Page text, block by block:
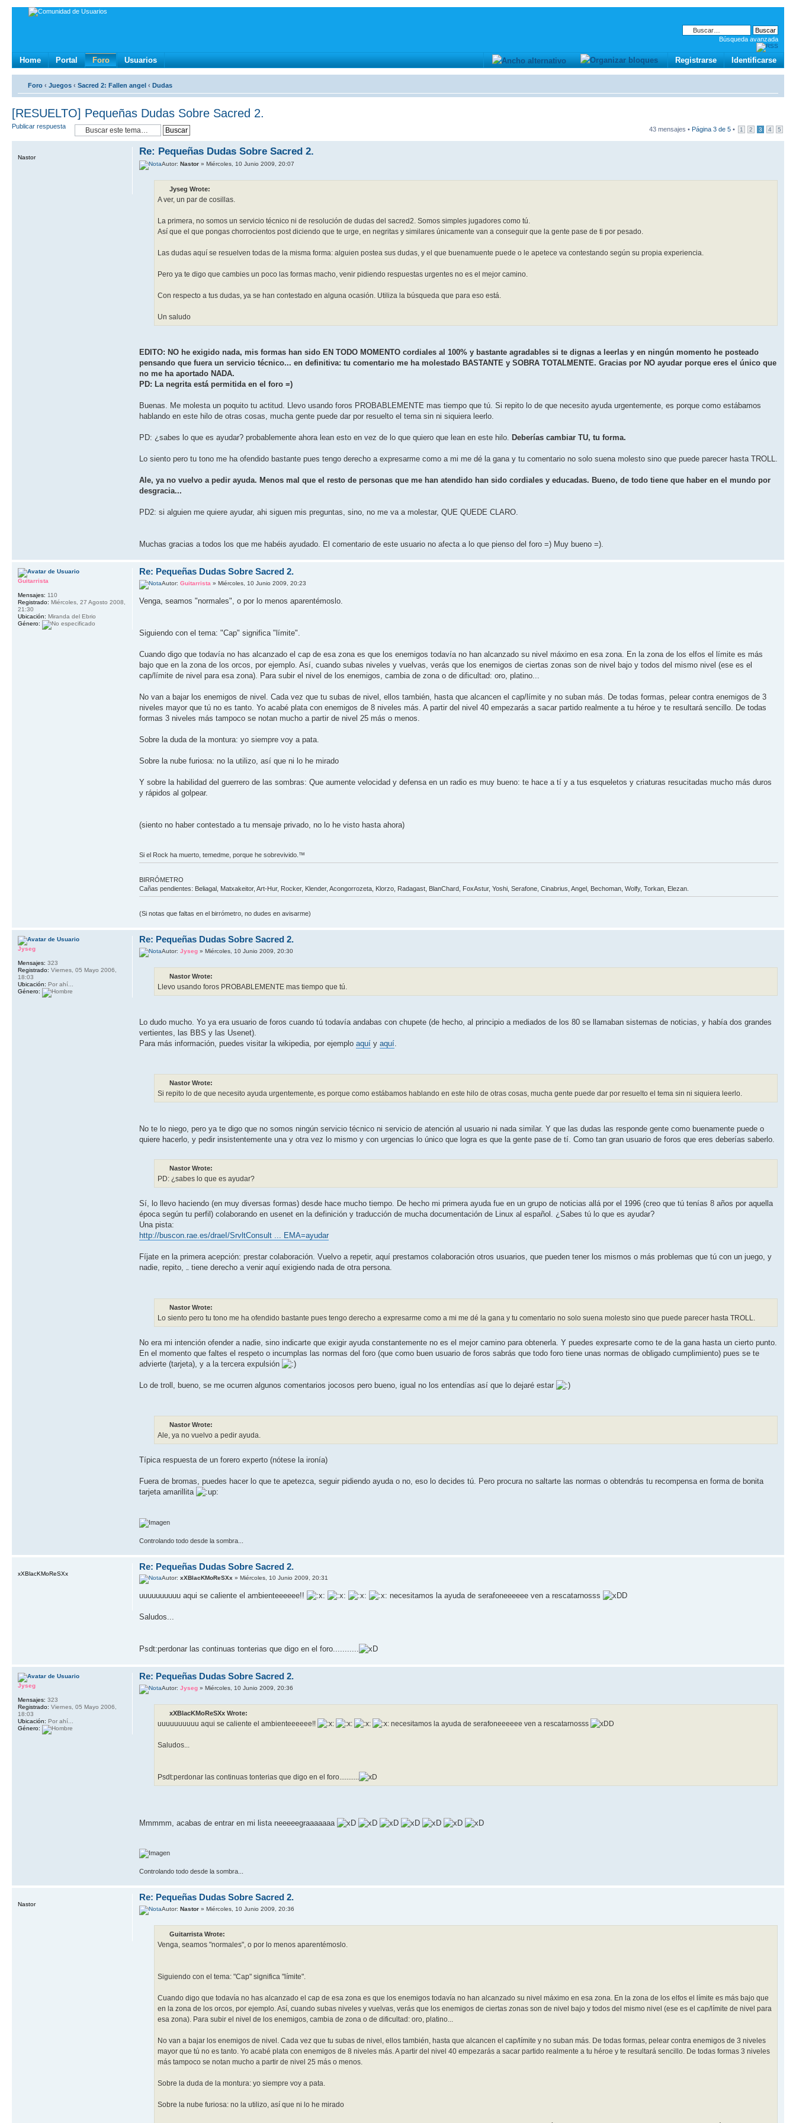
Búsqueda avanzada
Home Portal Foro Usuarios Identificarse
Registrarse
Foro ‹ Juegos ‹ Sacred 2: Fallen angel ‹ Dudas
[RESUELTO] Pequeñas Dudas Sobre Sacred 2.
Publicar respuesta 43 mensajes • Página 3 de 5 • 1 2 3 4 5
Re: Pequeñas Dudas Sobre Sacred 2.
Autor:Nastor » Miércoles, 10 Junio 2009, 20:07
Jyseg Wrote:
A ver, un par de cosillas.
La primera, no somos un servicio técnico ni de resolución de dudas del sacred2. Somos simples jugadores como tú.
Así que el que pongas chorrocientos post diciendo que te urge, en negritas y similares únicamente van a conseguir que la gente pase de ti por pesado.
Las dudas aquí se resuelven todas de la misma forma: alguien postea sus dudas, y el que buenamuente puede o le apetece va contestando según su propia experiencia.
Pero ya te digo que cambies un poco las formas macho, venir pidiendo respuestas urgentes no es el mejor camino.
Con respecto a tus dudas, ya se han contestado en alguna ocasión. Utiliza la búsqueda que para eso está.
Un saludo
EDITO: NO he exigido nada, mis formas han sido EN TODO MOMENTO cordiales al 100% y bastante agradables si te dignas a leerlas y en ningún momento he posteado
pensando que fuera un servicio técnico... en definitiva: tu comentario me ha molestado BASTANTE y SOBRA TOTALMENTE. Gracias por NO ayudar porque eres el único que
no me ha aportado NADA.
PD: La negrita está permitida en el foro =)
Buenas. Me molesta un poquito tu actitud. Llevo usando foros PROBABLEMENTE mas tiempo que tú. Si repito lo de que necesito ayuda urgentemente, es porque como estábamos
hablando en este hilo de otras cosas, mucha gente puede dar por resuelto el tema sin ni siquiera leerlo.
PD: ¿sabes lo que es ayudar? probablemente ahora lean esto en vez de lo que quiero que lean en este hilo. Deberías cambiar TU, tu forma.
Lo siento pero tu tono me ha ofendido bastante pues tengo derecho a expresarme como a mi me dé la gana y tu comentario no solo suena molesto sino que puede parecer hasta TROLL.
Ale, ya no vuelvo a pedir ayuda. Menos mal que el resto de personas que me han atendido han sido cordiales y educadas. Bueno, de todo tiene que haber en el mundo por
desgracia...
PD2: si alguien me quiere ayudar, ahi siguen mis preguntas, sino, no me va a molestar, QUE QUEDE CLARO.
Muchas gracias a todos los que me habéis ayudado. El comentario de este usuario no afecta a lo que pienso del foro =) Muy bueno =).
Nastor
Re: Pequeñas Dudas Sobre Sacred 2.
Autor:Guitarrista » Miércoles, 10 Junio 2009, 20:23
Venga, seamos "normales", o por lo menos aparentémoslo.
Siguiendo con el tema: "Cap" significa "límite".
Cuando digo que todavía no has alcanzado el cap de esa zona es que los enemigos todavía no han alcanzado su nivel máximo en esa zona. En la zona de los elfos el límite es más
bajo que en la zona de los orcos, por ejemplo. Así, cuando subas niveles y vuelvas, verás que los enemigos de ciertas zonas son de nivel bajo y todos del mismo nivel (ese es el
cap/límite de nivel para esa zona). Para subir el nivel de los enemigos, cambia de zona o de dificultad: oro, platino...
No van a bajar los enemigos de nivel. Cada vez que tu subas de nivel, ellos también, hasta que alcancen el cap/límite y no suban más. De todas formas, pelear contra enemigos de 3
niveles mayor que tú no es tanto. Yo acabé plata con enemigos de 8 niveles más. A partir del nivel 40 empezarás a sacar partido realmente a tu héroe y te resultará sencillo. De todas
formas 3 niveles más tampoco se notan mucho a partir de nivel 25 más o menos.
Sobre la duda de la montura: yo siempre voy a pata.
Sobre la nube furiosa: no la utilizo, así que ni lo he mirado
Y sobre la habilidad del guerrero de las sombras: Que aumente velocidad y defensa en un radio es muy bueno: te hace a tí y a tus esqueletos y criaturas resucitadas mucho más duros
y rápidos al golpear.
(siento no haber contestado a tu mensaje privado, no lo he visto hasta ahora)
Si el Rock ha muerto, temedme, porque he sobrevivido.™
BIRRÓMETRO
Cañas pendientes: Beliagal, Matxakeitor, Art-Hur, Rocker, Klender, Acongorrozeta, Klorzo, Radagast, BlanChard, FoxAstur, Yoshi, Serafone, Cinabrius, Angel, Bechoman, Wolfy, Torkan, Elezan.
(Si notas que faltas en el birrómetro, no dudes en avisarme)
Guitarrista
Mensajes: 110
Registrado: Miércoles, 27 Agosto 2008,
21:30
Ubicación: Miranda del Ebrio
Género:
Re: Pequeñas Dudas Sobre Sacred 2.
Autor:Jyseg » Miércoles, 10 Junio 2009, 20:30
Nastor Wrote:
Llevo usando foros PROBABLEMENTE mas tiempo que tú.
Lo dudo mucho. Yo ya era usuario de foros cuando tú todavía andabas con chupete (de hecho, al principio a mediados de los 80 se llamaban sistemas de noticias, y había dos grandes
vertientes, las BBS y las Usenet).
Para más información, puedes visitar la wikipedia, por ejemploaquí yaquí.
Nastor Wrote:
Si repito lo de que necesito ayuda urgentemente, es porque como estábamos hablando en este hilo de otras cosas, mucha gente puede dar por resuelto el tema sin ni siquiera leerlo.
No te lo niego, pero ya te digo que no somos ningún servicio técnico ni servicio de atención al usuario ni nada similar. Y que las dudas las responde gente como buenamente puede o
quiere hacerlo, y pedir insistentemente una y otra vez lo mismo y con urgencias lo único que logra es que la gente pase de tí. Como tan gran usuario de foros que eres deberías saberlo.
Nastor Wrote:
PD: ¿sabes lo que es ayudar?
Sí, lo llevo haciendo (en muy diversas formas) desde hace mucho tiempo. De hecho mi primera ayuda fue en un grupo de noticias allá por el 1996 (creo que tú tenías 8 años por aquella
época según tu perfil) colaborando en usenet en la definición y traducción de mucha documentación de Linux al español. ¿Sabes tú lo que es ayudar?
Una pista:
http://buscon.rae.es/draeI/SrvltConsult ... EMA=ayudar
Fíjate en la primera acepción: prestar colaboración. Vuelvo a repetir, aquí prestamos colaboración otros usuarios, que pueden tener los mismos o más problemas que tú con un juego, y
nadie, repito,nadie tiene derecho a venir aquí exigiendo nada de otra persona.
Nastor Wrote:
Lo siento pero tu tono me ha ofendido bastante pues tengo derecho a expresarme como a mi me dé la gana y tu comentario no solo suena molesto sino que puede parecer hasta TROLL.
No era mi intención ofender a nadie, sino indicarte que exigir ayuda constantemente no es el mejor camino para obtenerla. Y puedes expresarte como te de la gana hasta un cierto punto.
En el momento que faltes el respeto o incumplas las normas del foro (que como buen usuario de foros sabrás que todo foro tiene unas normas de obligado cumplimiento) pues se te
advierte (tarjeta), y a la tercera expulsión
Lo de troll, bueno, se me ocurren algunos comentarios jocosos pero bueno, igual no los entendías así que lo dejaré estar
Nastor Wrote:
Ale, ya no vuelvo a pedir ayuda.
Típica respuesta de un forero experto (nótese la ironía)
Fuera de bromas, puedes hacer lo que te apetezca, seguir pidiendo ayuda o no, eso lo decides tú. Pero procura no saltarte las normas o obtendrás tu recompensa en forma de bonita
tarjeta amarillita
Controlando todo desde la sombra...
Jyseg
Mensajes: 323
Registrado: Viernes, 05 Mayo 2006,
18:03
Ubicación: Por ahí...
Género:
Re: Pequeñas Dudas Sobre Sacred 2.
Autor:xXBlacKMoReSXx » Miércoles, 10 Junio 2009, 20:31
uuuuuuuuuu aqui se caliente el ambienteeeeee!! necesitamos la ayuda de serafoneeeeee ven a rescatarnosss D
Saludos...
Psdt:perdonar las continuas tonterias que digo en el foro...........
xXBlacKMoReSXx
Re: Pequeñas Dudas Sobre Sacred 2.
Autor:Jyseg » Miércoles, 10 Junio 2009, 20:36
xXBlacKMoReSXx Wrote:
uuuuuuuuuu aqui se caliente el ambienteeeeee!! necesitamos la ayuda de serafoneeeeee ven a rescatarnosss D
Saludos...
Psdt:perdonar las continuas tonterias que digo en el foro...........
Mmmmm, acabas de entrar en mi lista neeeeegraaaaaaa
Controlando todo desde la sombra...
Jyseg
Mensajes: 323
Registrado: Viernes, 05 Mayo 2006,
18:03
Ubicación: Por ahí...
Género:
Re: Pequeñas Dudas Sobre Sacred 2.
Autor:Nastor » Miércoles, 10 Junio 2009, 20:36
Guitarrista Wrote:
Venga, seamos "normales", o por lo menos aparentémoslo.
Siguiendo con el tema: "Cap" significa "límite".
Cuando digo que todavía no has alcanzado el cap de esa zona es que los enemigos todavía no han alcanzado su nivel máximo en esa zona. En la zona de los elfos el límite es más bajo que
en la zona de los orcos, por ejemplo. Así, cuando subas niveles y vuelvas, verás que los enemigos de ciertas zonas son de nivel bajo y todos del mismo nivel (ese es el cap/límite de nivel para
esa zona). Para subir el nivel de los enemigos, cambia de zona o de dificultad: oro, platino...
No van a bajar los enemigos de nivel. Cada vez que tu subas de nivel, ellos también, hasta que alcancen el cap/límite y no suban más. De todas formas, pelear contra enemigos de 3 niveles
mayor que tú no es tanto. Yo acabé plata con enemigos de 8 niveles más. A partir del nivel 40 empezarás a sacar partido realmente a tu héroe y te resultará sencillo. De todas formas 3 niveles
más tampoco se notan mucho a partir de nivel 25 más o menos.
Sobre la duda de la montura: yo siempre voy a pata.
Sobre la nube furiosa: no la utilizo, así que ni lo he mirado
Nastor